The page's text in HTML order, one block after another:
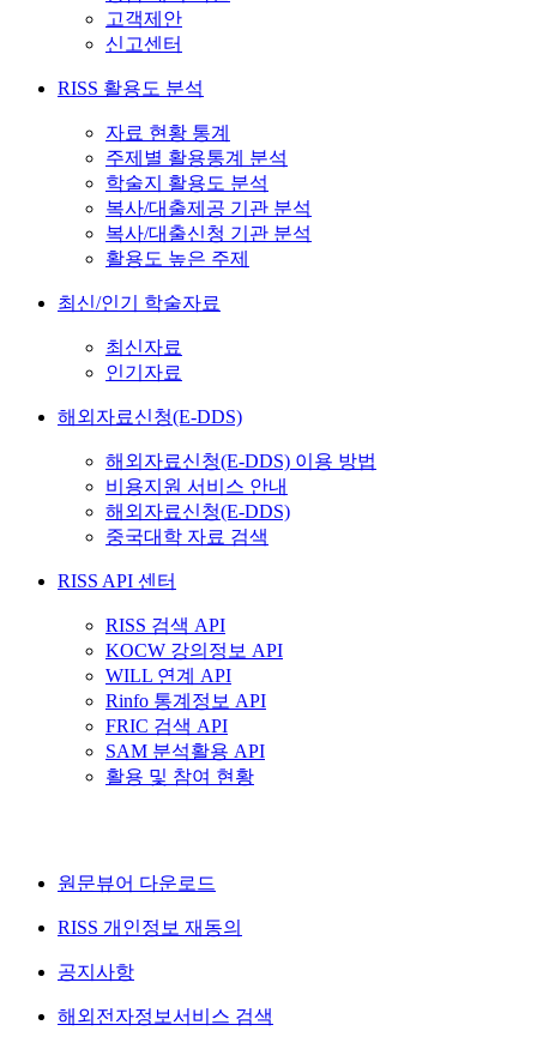
고객제안
신고센터
RISS 활용도 분석
자료 현황 통계
주제별 활용통계 분석
학술지 활용도 분석
복사/대출제공 기관 분석
복사/대출신청 기관 분석
활용도 높은 주제
최신/인기 학술자료
최신자료
인기자료
해외자료신청(E-DDS)
해외자료신청(E-DDS) 이용 방법
비용지원 서비스 안내
해외자료신청(E-DDS)
중국대학 자료 검색
RISS API 센터
RISS 검색 API
KOCW 강의정보 API
WILL 연계 API
Rinfo 통계정보 API
FRIC 검색 API
SAM 분석활용 API
활용 및 참여 현황
원문뷰어 다운로드
RISS 개인정보 재동의
공지사항
해외전자정보서비스 검색